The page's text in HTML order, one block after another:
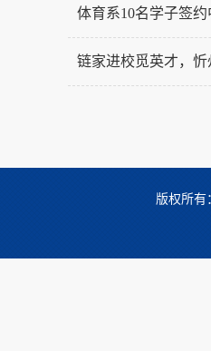
体育系10名学子签
链家进校觅英才，
版权所